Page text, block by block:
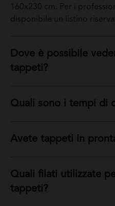
160x230 cm. Per i
disponibile un listino
Dove è possibile
tappeti?
Quali sono i tempi di
Avete tappeti in
Quali filati utilizzate
tappeti?